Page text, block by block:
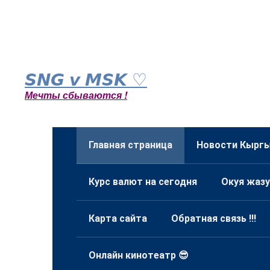
контенту𝙎𝙉𝙂 𝙫 𝙈𝙎𝙆 ♡
Мечты сбываются !
Главная страница Новости
Курс валют на сегодня Окуя
Карта сайта Обратная связь !!!
Онлайн кинотеатр 😎